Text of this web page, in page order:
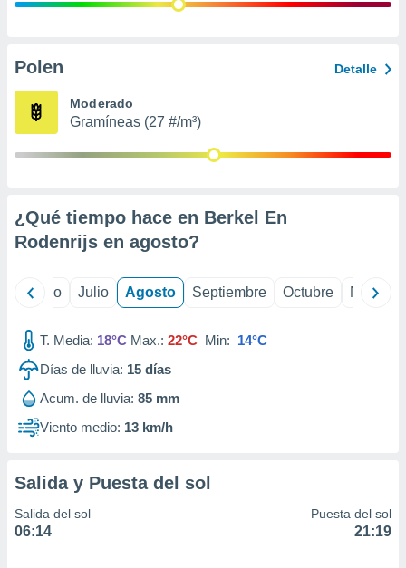
e
publicidad
Polen Detalle
Moderado
Gramíneas (27 #/m³)
¿Qué tiempo hace en Berkel En
Rodenrijs en agosto?
Junio Julio Agosto Septiembre Octubre
T. Media: 18°C Max.: 22°C Min: 14°C
Días de lluvia: 15 días
Acum. de lluvia: 85 mm
Viento medio: 13 km/h
Salida y Puesta del sol
Salida del sol
06:14
Puesta del sol
21:19